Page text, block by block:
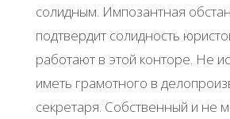
солидным. Импозантная
подтвердит солидность
работают в этой конторе. Не
иметь грамотного в
секретаря. Собственный и не